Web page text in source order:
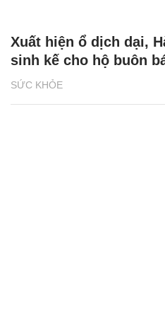
SỨC KHỎE
Xuất hiện ổ dịch dại,
sinh kế cho hộ buôn